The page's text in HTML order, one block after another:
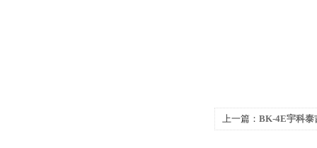
上一篇： BK-4E宇科泰